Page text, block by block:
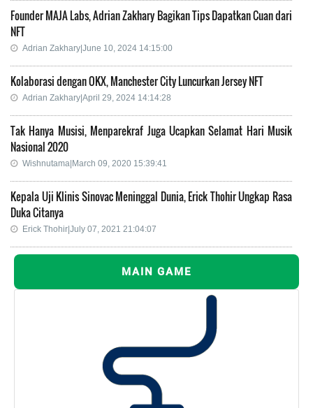
Founder MAJA Labs, Adrian Zakhary Bagikan Tips Dapatkan Cuan dari
NFT
Adrian Zakhary|June 10, 2024 14:15:00
Kolaborasi dengan OKX, Manchester City Luncurkan Jersey NFT
Adrian Zakhary|April 29, 2024 14:14:28
Tak Hanya Musisi, Menparekraf Juga Ucapkan Selamat Hari Musik
Nasional 2020
Wishnutama|March 09, 2020 15:39:41
Kepala Uji Klinis Sinovac Meninggal Dunia, Erick Thohir Ungkap Rasa
Duka Citanya
Erick Thohir|July 07, 2021 21:04:07
MAIN GAME